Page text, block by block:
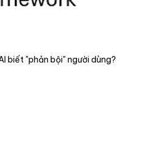
biết "phản bội" người dùng?